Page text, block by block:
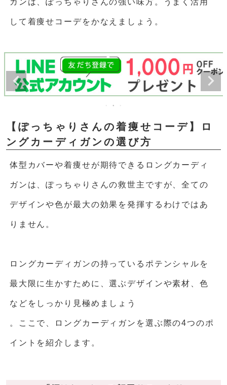
ガンは、ぽっちゃりさんの強い味方。うまく活用
して着痩せコーデをかなえましょう。
【ぽっちゃりさんの着痩せコーデ】ロ
ングカーディガンの選び方
体型カバーや着痩せが期待できるロングカーディ
ガンは、ぽっちゃりさんの救世主ですが、全ての
デザインや色が最大の効果を発揮するわけではあ
りません。
ロングカーディガンの持っているポテンシャルを
最大限に生かすために、選ぶデザインや素材、色
などをしっかり見極めましょう
。ここで、ロングカーディガンを選ぶ際の4つのポ
イントを紹介します。